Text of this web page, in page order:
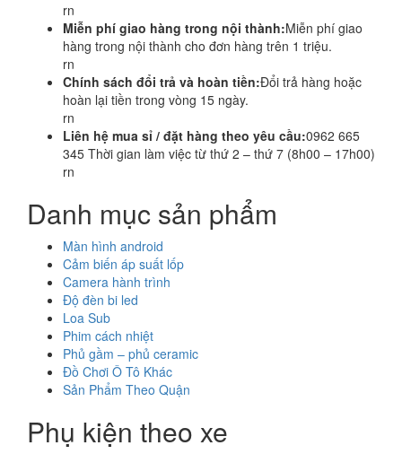
rn
Miễn phí giao hàng trong nội thành:Miễn phí giao
hàng trong nội thành cho đơn hàng trên 1 triệu.
rn
Chính sách đổi trả và hoàn tiền:Đổi trả hàng hoặc
hoàn lại tiền trong vòng 15 ngày.
rn
Liên hệ mua sỉ / đặt hàng theo yêu cầu:0962 665
345 Thời gian làm việc từ thứ 2 – thứ 7 (8h00 – 17h00)
rn
Danh mục sản phẩm
Màn hình android
Cảm biến áp suất lốp
Camera hành trình
Độ đèn bi led
Loa Sub
Phim cách nhiệt
Phủ gầm – phủ ceramic
Đồ Chơi Ô Tô Khác
Sản Phẩm Theo Quận
Phụ kiện theo xe